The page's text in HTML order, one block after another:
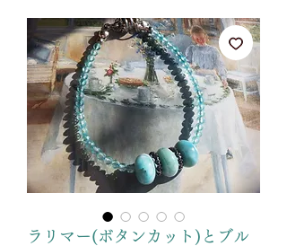
ラリマー(ボタンカット)とブル